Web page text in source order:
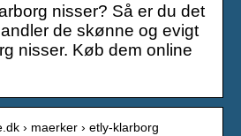
nisser? Så er du det
de skønne og evigt
nisser. Køb dem online
› maerker › etly-klarborg